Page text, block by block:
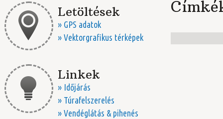
Letöltések
» GPS adatok
» Vektorgrafikus térképek
Linkek
» Időjárás
» Túrafelszerelés
» Vendéglátás & pihenés